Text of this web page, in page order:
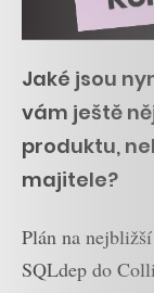
Jaké jsou
vám ještě
produktu,
majitele?
Plán na
SQLdep do